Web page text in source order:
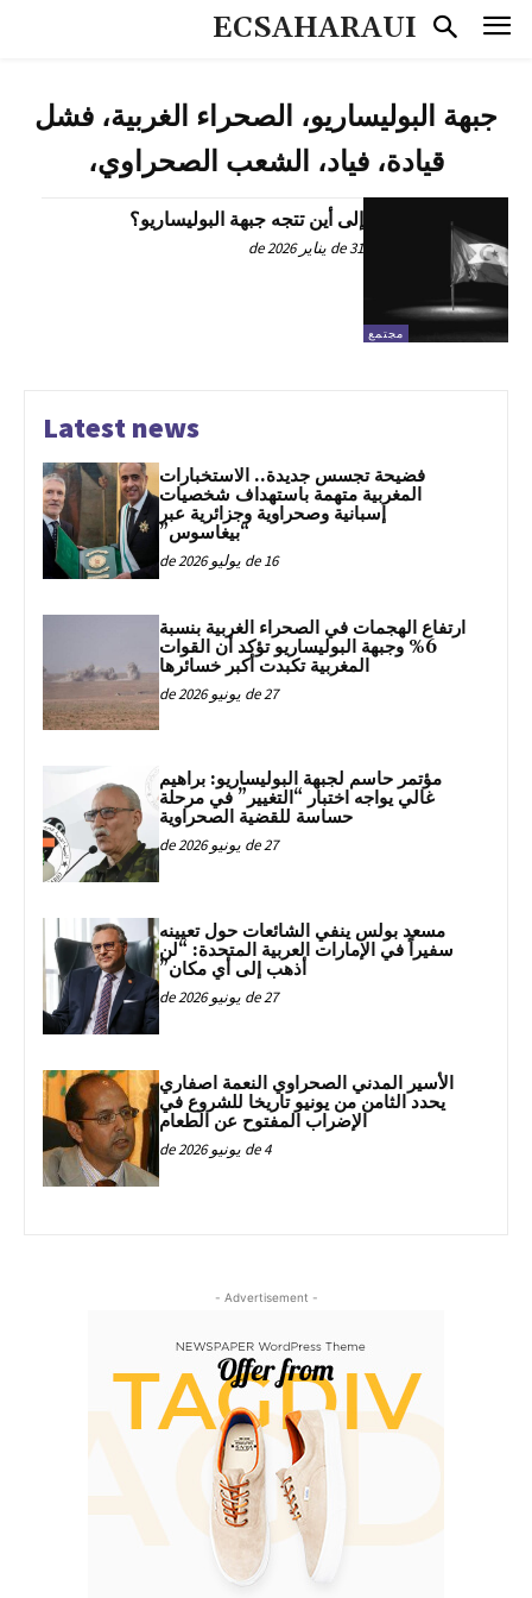
ECSAHARAUI
جبهة البوليساريو، الصحراء الغربية، فشل
قيادة، فياد، الشعب الصحراوي،
مجتمع
إلى أين تتجه جبهة البوليساريو؟
31 de يناير de 2026
Latest news
فضيحة تجسس جديدة.. الاستخبارات
المغربية متهمة باستهداف شخصيات
إسبانية وصحراوية وجزائرية عبر
“بيغاسوس”
16 de يوليو de 2026
ارتفاع الهجمات في الصحراء الغربية بنسبة
6% وجبهة البوليساريو تؤكد أن القوات
المغربية تكبدت أكبر خسائرها
27 de يونيو de 2026
مؤتمر حاسم لجبهة البوليساريو: براهيم
غالي يواجه اختبار “التغيير” في مرحلة
حساسة للقضية الصحراوية
27 de يونيو de 2026
مسعد بولس ينفي الشائعات حول تعيينه
سفيراً في الإمارات العربية المتحدة: “لن
أذهب إلى أي مكان”
27 de يونيو de 2026
الأسير المدني الصحراوي النعمة اصفاري
يحدد الثامن من يونيو تاريخا للشروع في
الإضراب المفتوح عن الطعام
4 de يونيو de 2026
- Advertisement -